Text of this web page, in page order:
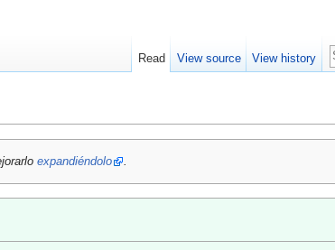
expandiéndolo .
Read View source View history